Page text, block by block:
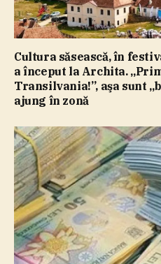
Cultura săsească, în
a început la Archita.
Transilvania!”, aşa sunt
ajung în zonă